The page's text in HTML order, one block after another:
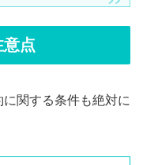
点
関する条件も絶対に